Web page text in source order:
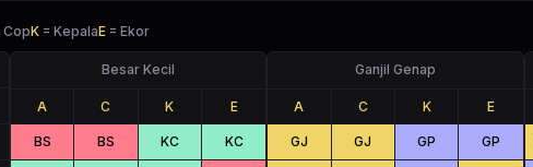
CopK = KepalaE = Ekor
Besar Kecil
A C K E
BS BS KC KC
Ganjil Genap
A C K E
GJ GJ GP GP